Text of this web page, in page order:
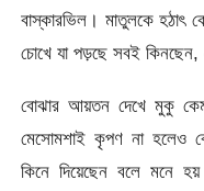
বাস্কারভিল। মাতুলকে হঠাৎ
চোখে যা পড়ছে সবই
বোঝার আয়তন দেখে মুকু
মেসোমশাই কৃপণ না হলেও
কিনে দিয়েছেন বলে মনে